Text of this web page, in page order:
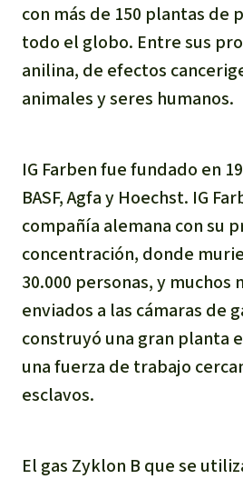
con más de 150 plantas de
todo el globo. Entre sus
anilina, de efectos
animales y seres humanos.
IG Farben fue fundado en
BASF, Agfa y Hoechst. IG
compañía alemana con su
concentración, donde
30.000 personas, y muchos
enviados a las cámaras de
construyó una gran planta
una fuerza de trabajo
esclavos.
El gas Zyklon B que se